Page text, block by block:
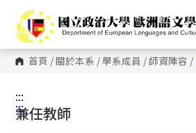
到
主
要
內
容 首頁 /關於本系 /學系成員 / 師資陣容 /
:::
:::
兼任教師